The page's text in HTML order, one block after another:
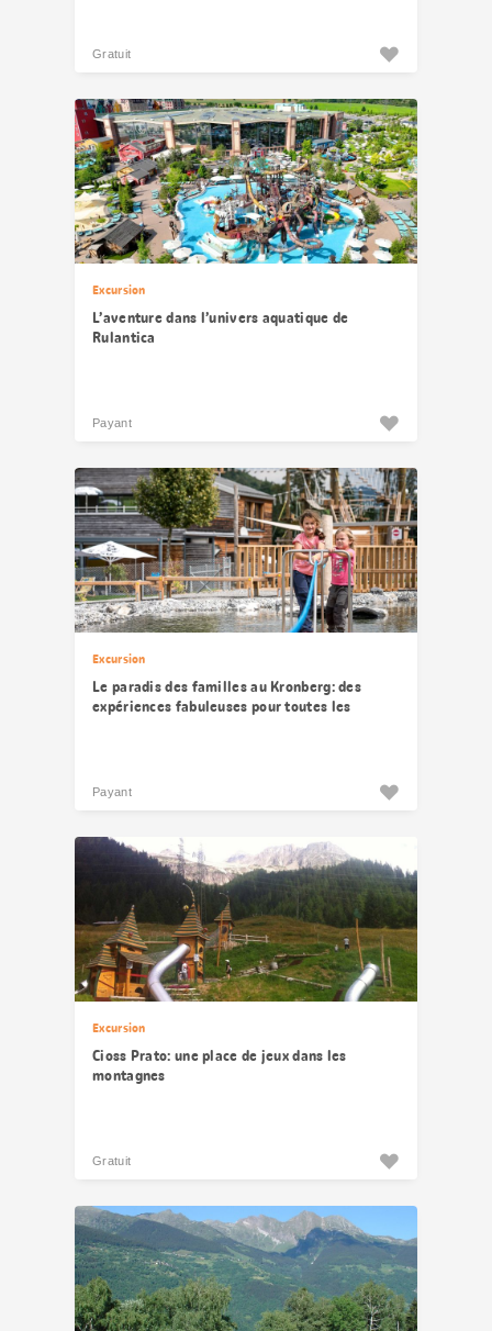
Gratuit
Excursion
L’aventure dans l’univers aquatique de
Rulantica
Payant
Excursion
Le paradis des familles au Kronberg: des
expériences fabuleuses pour toutes les
Payant
Excursion
Cioss Prato: une place de jeux dans les
montagnes
Gratuit